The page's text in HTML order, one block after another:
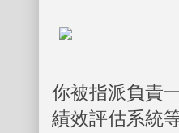
你被指派負責
績效評估系統